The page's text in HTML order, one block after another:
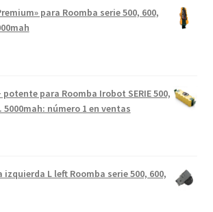
para Roomba serie 500, 600,
para Roomba Irobot SERIE 500,
5000mah: número 1 en ventas
izquierda L left Roomba serie 500, 600,